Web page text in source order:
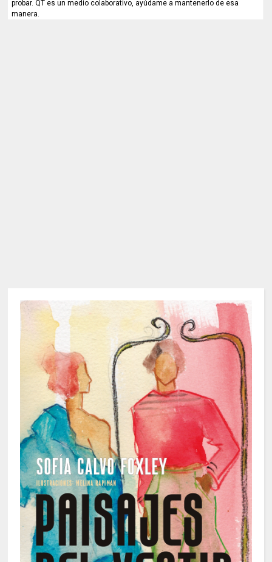
probar. QT es un medio colaborativo, ayúdame a mantenerlo de esa
manera.